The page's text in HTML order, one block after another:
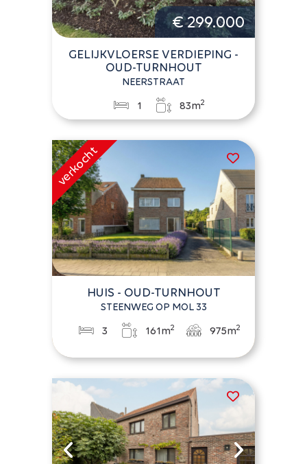
€ 299.000
GELIJKVLOERSE VERDIEPING -
OUD-TURNHOUT
NEERSTRAAT
1 83m2
HUIS - OUD-TURNHOUT
STEENWEG OP MOL 33
3 161m2 975m2